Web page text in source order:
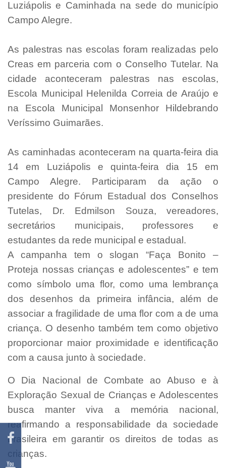
Luziápolis e Caminhada na sede do município
Campo Alegre.
As palestras nas escolas foram realizadas pelo
Creas em parceria com o Conselho Tutelar. Na
cidade aconteceram palestras nas escolas,
Escola Municipal Helenilda Correia de Araújo e
na Escola Municipal Monsenhor Hildebrando
Veríssimo Guimarães.
As caminhadas aconteceram na quarta-feira dia
14 em Luziápolis e quinta-feira dia 15 em
Campo Alegre. Participaram da ação o
presidente do Fórum Estadual dos Conselhos
Tutelas, Dr. Edmilson Souza, vereadores,
secretários municipais, professores e
estudantes da rede municipal e estadual.
A campanha tem o slogan “Faça Bonito –
Proteja nossas crianças e adolescentes” e tem
como símbolo uma flor, como uma lembrança
dos desenhos da primeira infância, além de
associar a fragilidade de uma flor com a de uma
criança. O desenho também tem como objetivo
proporcionar maior proximidade e identificação
com a causa junto à sociedade.
O Dia Nacional de Combate ao Abuso e à
Exploração Sexual de Crianças e Adolescentes
busca manter viva a memória nacional,
reafirmando a responsabilidade da sociedade
brasileira em garantir os direitos de todas as
crianças.